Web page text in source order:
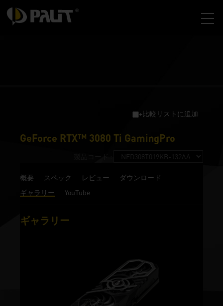
+比較リストに追加
GeForce RTX™ 3080 Ti GamingPro
概要 スペック レビュー
ダウンロード
ギャラリー
YouTube
ギャラリー